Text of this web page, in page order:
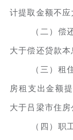
计提取金额不应
（二）偿
大于偿还贷款本
（三）租
房租支出金额
大于吕梁市住房
（四）职